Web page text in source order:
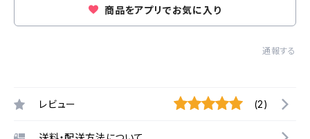
商品をアプリでお気に入り
通報する
レビュー (2)